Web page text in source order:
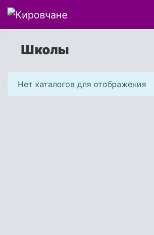
Школы
Нет каталогов для отображения